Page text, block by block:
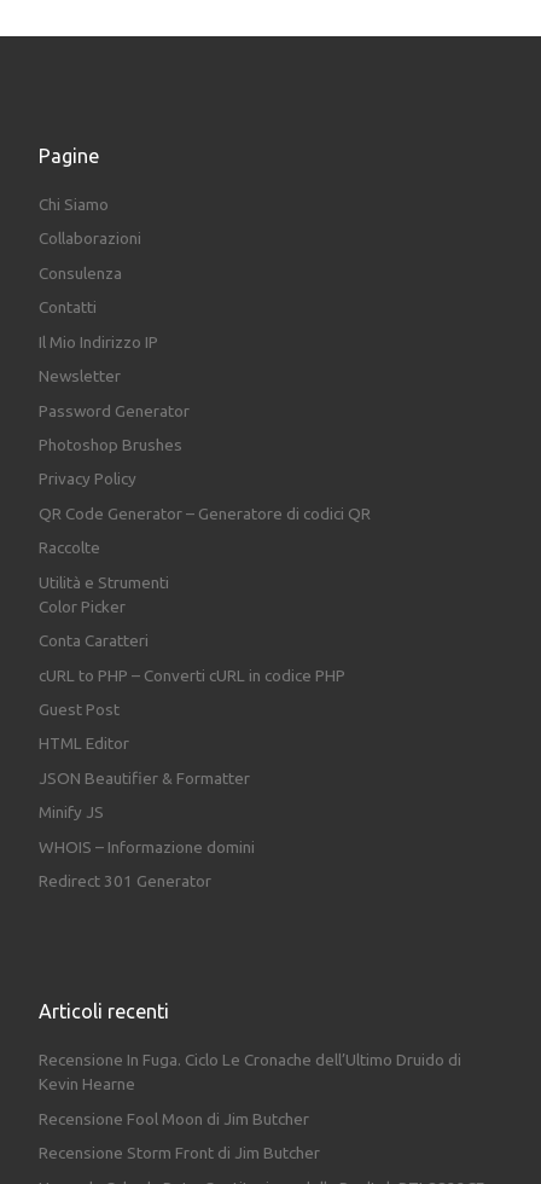
Pagine
Chi Siamo
Collaborazioni
Consulenza
Contatti
Il Mio Indirizzo IP
Newsletter
Password Generator
Photoshop Brushes
Privacy Policy
QR Code Generator – Generatore di codici QR
Raccolte
Utilità e Strumenti
Color Picker
Conta Caratteri
cURL to PHP – Converti cURL in codice PHP
Guest Post
HTML Editor
JSON Beautifier & Formatter
Minify JS
WHOIS – Informazione domini
Redirect 301 Generator
Articoli recenti
Recensione In Fuga. Ciclo Le Cronache dell’Ultimo Druido di
Kevin Hearne
Recensione Fool Moon di Jim Butcher
Recensione Storm Front di Jim Butcher